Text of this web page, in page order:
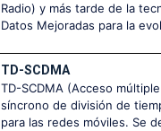
Radio) y más tarde de la
Datos Mejoradas para la
TD-SCDMA
TD-SCDMA (Acceso
síncrono de división de
para las redes móviles. Se